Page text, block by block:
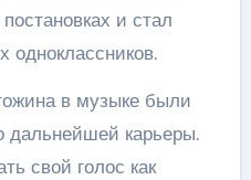
и стал
одноклассников.
в музыке были
карьеры.
свой голос как